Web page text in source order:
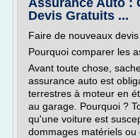
Assurance Auto :
Devis Gratuits ...
Faire de nouveaux devis
Pourquoi comparer les
Avant toute chose,
assurance auto est
terrestres à moteur en
au garage. Pourquoi ?
qu'une voiture est
dommages matériels